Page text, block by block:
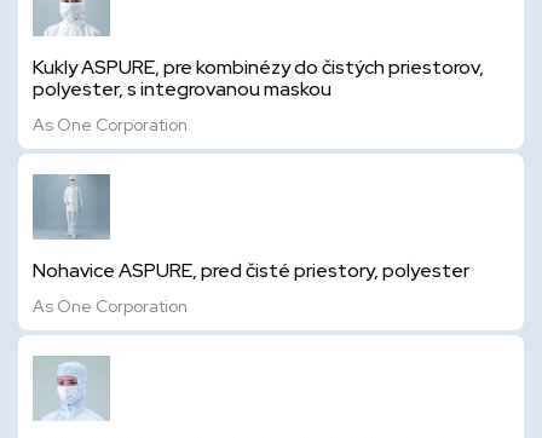
Kukly ASPURE, pre kombinézy do čistých priestorov,
polyester, s integrovanou maskou
As One Corporation
Nohavice ASPURE, pred čisté priestory, polyester
As One Corporation